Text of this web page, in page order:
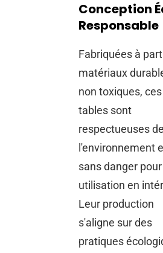
Conception
Responsable
Fabriquées à
matériaux
non toxiques, ces
tables sont
respectueuses de
l'environnement
sans danger
utilisation en
Leur production
s'aligne sur des
pratiques